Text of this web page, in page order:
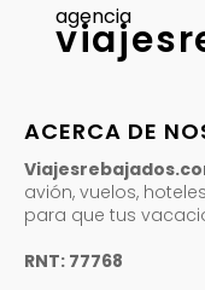
agencia
ACERCA DE
avión, vuelos,
para que tus
RNT: 77768